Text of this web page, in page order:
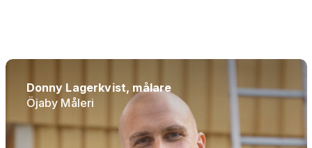
Donny Lagerkvist, målare
Öjaby Måleri